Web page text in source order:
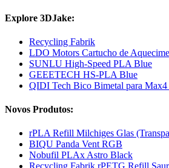
Explore 3DJake:
Recycling Fabrik
LDO Motors Cartucho de
SUNLU High-Speed PLA Blue
GEEETECH HS-PLA Blue
QIDI Tech Bico Bimetal para Max4
Novos Produtos:
rPLA Refill Milchiges Glas
BIQU Panda Vent RGB
Nobufil PLAx Astro Black